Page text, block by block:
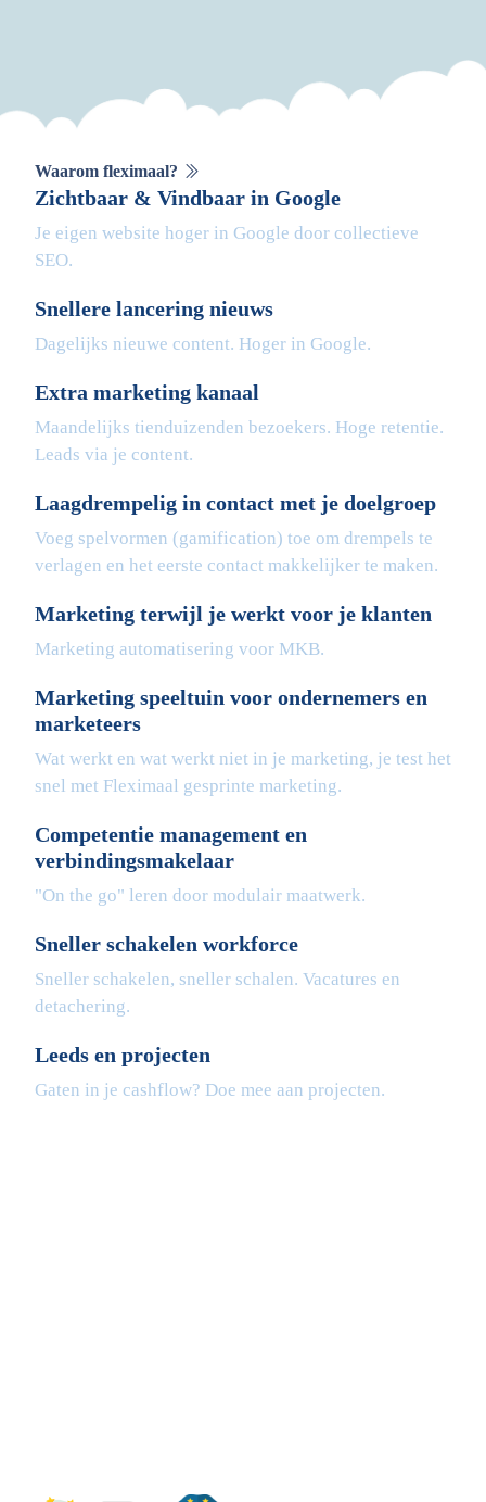
Waarom fleximaal?
Zichtbaar & Vindbaar in Google
Je eigen website hoger in Google door collectieve
SEO.
Snellere lancering nieuws
Dagelijks nieuwe content. Hoger in Google.
Extra marketing kanaal
Maandelijks tienduizenden bezoekers. Hoge retentie.
Leads via je content.
Laagdrempelig in contact met je doelgroep
Voeg spelvormen (gamification) toe om drempels te
verlagen en het eerste contact makkelijker te maken.
Marketing terwijl je werkt voor je klanten
Marketing automatisering voor MKB.
Marketing speeltuin voor ondernemers en
marketeers
Wat werkt en wat werkt niet in je marketing, je test het
snel met Fleximaal gesprinte marketing.
Competentie management en
verbindingsmakelaar
"On the go" leren door modulair maatwerk.
Sneller schakelen workforce
Sneller schakelen, sneller schalen. Vacatures en
detachering.
Leeds en projecten
Gaten in je cashflow? Doe mee aan projecten.